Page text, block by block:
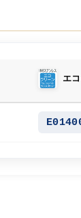
エ